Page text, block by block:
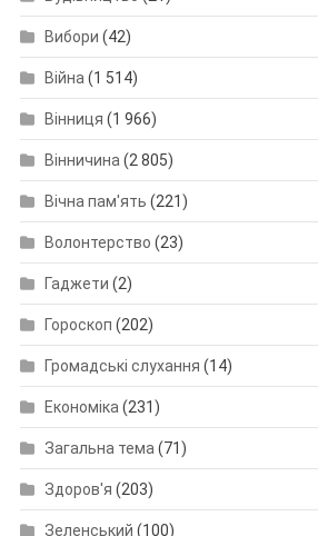
Вибори (42)
Війна (1 514)
Вінниця (1 966)
Вінничина (2 805)
Вічна пам'ять (221)
Волонтерство (23)
Гаджети (2)
Гороскоп (202)
Громадські слухання (14)
Економіка (231)
Загальна тема (71)
Здоров'я (203)
Зеленський (100)